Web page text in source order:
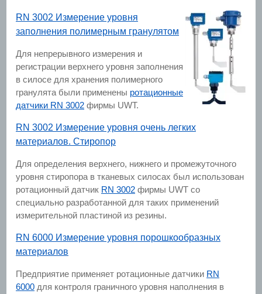
RN 3002 Измерение уровня
заполнения полимерным гранулятом
Для непрерывного измерения и
регистрации верхнего уровня заполнения
в силосе для хранения полимерного
гранулята были применены ротационные
датчики RN 3002 фирмы UWT.
RN 3002 Измерение уровня очень легких
материалов. Стиропор
Для определения верхнего, нижнего и промежуточного
уровня стиропора в тканевых силосах был использован
ротационный датчик RN 3002 фирмы UWT со
специально разработанной для таких применений
измерительной пластиной из резины.
RN 6000 Измерение уровня порошкообразных
материалов
Предприятие применяет ротационные датчики RN
6000 для контроля граничного уровня наполнения в